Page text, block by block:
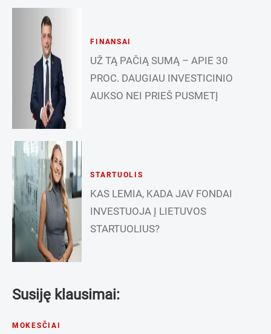
FINANSAI
UŽ TĄ PAČIĄ SUMĄ – APIE 30
PROC. DAUGIAU INVESTICINIO
AUKSO NEI PRIEŠ PUSMETĮ
STARTUOLIS
KAS LEMIA, KADA JAV FONDAI
INVESTUOJA Į LIETUVOS
STARTUOLIUS?
Susiję klausimai:
MOKESČIAI